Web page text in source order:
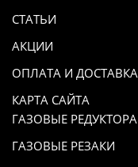
СТАТЬИ
АКЦИИ
ОПЛАТА И ДОСТАВКА
КАРТА САЙТА
ГАЗОВЫЕ РЕДУКТОРА
ГАЗОВЫЕ РЕЗАКИ